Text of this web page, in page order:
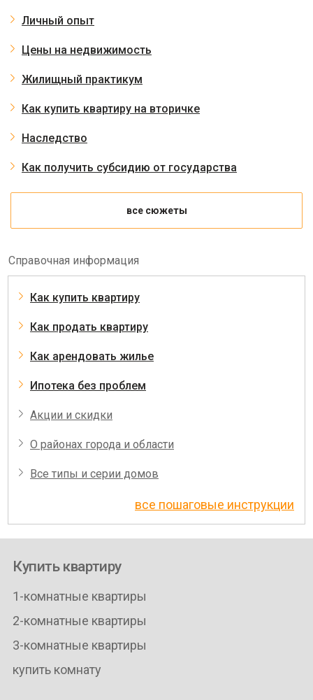
Личный опыт
Цены на недвижимость
Жилищный практикум
Как купить квартиру на вторичке
Наследство
Как получить субсидию от государства
все сюжеты
Справочная информация
Как купить квартиру
Как продать квартиру
Как арендовать жилье
Ипотека без проблем
Акции и скидки
О районах города и области
Все типы и серии домов
все пошаговые инструкции
Купить квартиру
1-комнатные квартиры
2-комнатные квартиры
3-комнатные квартиры
купить комнату